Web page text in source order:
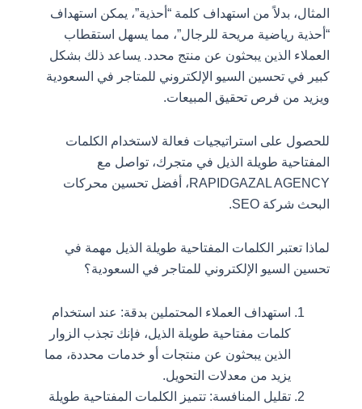
المثال، بدلاً من استهداف كلمة “أحذية”، يمكن استهداف
“أحذية رياضية مريحة للرجال”، مما يسهل استقطاب
العملاء الذين يبحثون عن منتج محدد. يساعد ذلك بشكل
كبير في تحسين السيو الإلكتروني للمتاجر في السعودية
ويزيد من فرص تحقيق المبيعات.
للحصول على استراتيجيات فعالة لاستخدام الكلمات
المفتاحية طويلة الذيل في متجرك، تواصل مع
RAPIDGAZAL AGENCY، أفضل تحسين محركات
البحث شركة SEO.
لماذا تعتبر الكلمات المفتاحية طويلة الذيل مهمة في
تحسين السيو الإلكتروني للمتاجر في السعودية؟
استهداف العملاء المحتملين بدقة: عند استخدام
كلمات مفتاحية طويلة الذيل، فإنك تجذب الزوار
الذين يبحثون عن منتجات أو خدمات محددة، مما
يزيد من معدلات التحويل.
تقليل المنافسة: تتميز الكلمات المفتاحية طويلة